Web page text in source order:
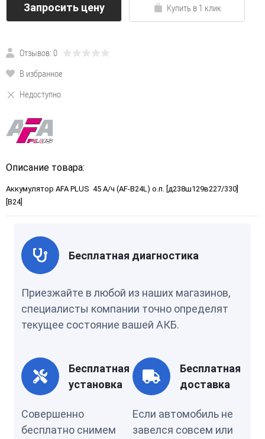
Запросить цену Купить в 1 клик
Отзывов: 0
В избранное
Недоступно
Описание товара:
Аккумулятор AFA PLUS 45 А/ч (AF-B24L) о.п. [д238ш129в227/330]
[B24]
Бесплатная диагностика
Приезжайте в любой из наших магазинов,
специалисты компании точно определят
текущее состояние вашей АКБ.
Бесплатная
установка
Совершенно
бесплатно снимем
Бесплатная
доставка
Если автомобиль не
завелся совсем или